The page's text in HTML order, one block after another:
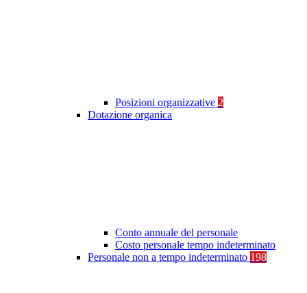
Posizioni organizzative 2
Dotazione organica
Conto annuale del personale
Costo personale tempo indeterminato
Personale non a tempo indeterminato 198